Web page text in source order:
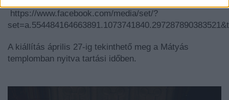
https://www.facebook.com/media/set/?
A kiállítás április 27-ig tekinthető meg a Mátyás
templomban nyitva tartási időben.